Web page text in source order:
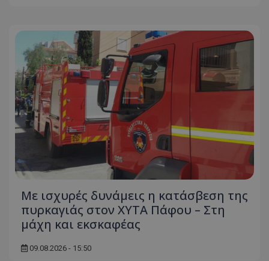
Με ισχυρές δυνάμεις η κατάσβεση της
πυρκαγιάς στον ΧΥΤΑ Πάφου – Στη
μάχη και εκσκαφέας
09.08.2026 - 15:50